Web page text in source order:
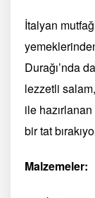
İtalyan
Durağı’nda
lezzetli
ile
bir tat
Malzemeler: